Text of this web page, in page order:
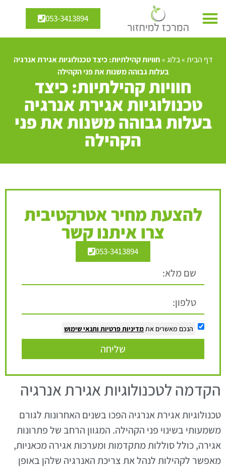
053-3413894
דף הבית»בלוג»חוויות קהילתיות: כיצד טכנולוגיות אגירת אנרגיה
בעלות גבוהה משנות את פני הקהילה
חוויות קהילתיות: כיצד
טכנולוגיות אגירת אנרגיה
בעלות גבוהה משנות את פני
הקהילה
להצעת מחיר אטרקטיבית
צרו איתנו קשר
053-3413894
הנכם מאשרים את מדיניות פרטיות ותנאי שימוש
שליחה
הקדמה לטכנולוגיות אגירת אנרגיה
טכנולוגיות אגירת אנרגיה הפכו בשנים האחרונות לגורם
משמעותי בשינוי פני הקהילה. המגוון הרחב של פתרונות
אגירה, כולל סוללות מתקדמות ומערכות אגירה מכאניות,
מאפשר לקהילות לנהל את צריכת האנרגיה שלהן באופן